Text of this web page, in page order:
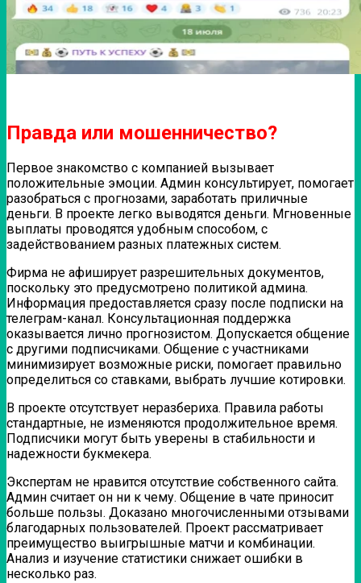
Правда или мошенничество?
Первое знакомство с компанией вызывает
положительные эмоции. Админ консультирует, помогает
разобраться с прогнозами, заработать приличные
деньги. В проекте легко выводятся деньги. Мгновенные
выплаты проводятся удобным способом, с
задействованием разных платежных систем.
Фирма не афиширует разрешительных документов,
поскольку это предусмотрено политикой админа.
Информация предоставляется сразу после подписки на
телеграм-канал. Консультационная поддержка
оказывается лично прогнозистом. Допускается общение
с другими подписчиками. Общение с участниками
минимизирует возможные риски, помогает правильно
определиться со ставками, выбрать лучшие котировки.
В проекте отсутствует неразбериха. Правила работы
стандартные, не изменяются продолжительное время.
Подписчики могут быть уверены в стабильности и
надежности букмекера.
Экспертам не нравится отсутствие собственного сайта.
Админ считает он ни к чему. Общение в чате приносит
больше пользы. Доказано многочисленными отзывами
благодарных пользователей. Проект рассматривает
преимущество выигрышные матчи и комбинации.
Анализ и изучение статистики снижает ошибки в
несколько раз.